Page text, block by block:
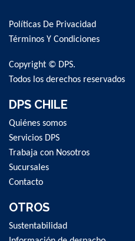
Our
Newsletter:
Políticas De Privacidad
Términos Y Condiciones
Copyright © DPS.
Todos los derechos reservados
DPS CHILE
Quiénes somos
Servicios DPS
Trabaja con Nosotros
Sucursales
Contacto
OTROS
Sustentabilidad